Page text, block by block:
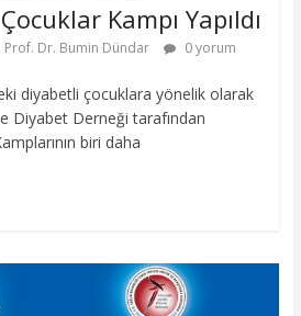
Kampı Yapıldı
Prof. Dr. Bumin Dündar 0 yorum
diyabetli çocuklara yönelik olarak
Diyabet Derneği tarafından
biri daha